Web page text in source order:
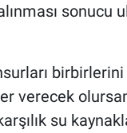
sonucu
verecek
su